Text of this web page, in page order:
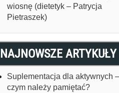
wiosnę (dietetyk – Patrycja
Pietraszek)
NAJNOWSZE ARTYKUŁY
Suplementacja dla aktywnych
czym należy pamiętać?